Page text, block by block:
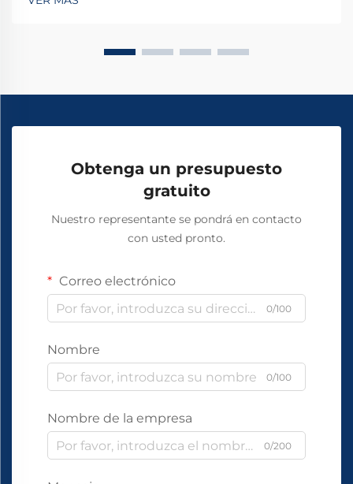
Obtenga un presupuesto
gratuito
Nuestro representante se pondrá en contacto
con usted pronto.
Correo electrónico
0/100
Nombre
0/100
Nombre de la empresa
0/200